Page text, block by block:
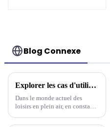
Blog Connexe
Explorer les cas d'utilisation des meilleures bâches de camouflage imperméables dans les aventures en plein air et comment choisir la bonne
Dans le monde actuel des
loisirs en plein air, en constante
un équipement polyvalent.